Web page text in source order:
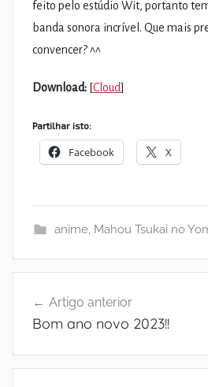
feito pelo estúdio Wit, portanto
banda sonora incrível. Que mais
convencer? ^^
Download: [Cloud]
Partilhar isto:
Facebook X
anime, Mahou Tsukai no
de
Artigo anterior
Bom ano novo 2023!!